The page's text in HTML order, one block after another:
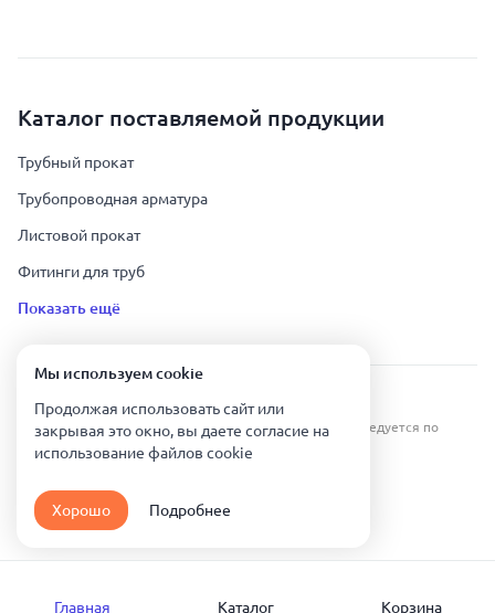
Каталог поставляемой продукции
Трубный прокат
Трубопроводная арматура
Листовой прокат
Фитинги для труб
Показать ещё
Урал Тех Экспорт — Казахстан © 2019-
Все права защищены. Копирование информации преследуется по
Карта сайта
Политика конфиденциальности
Мы используем сookie
Продолжая использовать сайт или
закрывая это окно, вы даете согласие на
использование файлов сookie
Хорошо Подробнее
Главная Каталог Корзина